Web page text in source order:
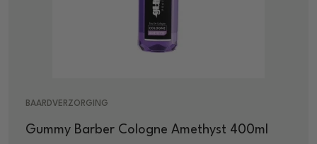
BAARDVERZORGING
Gummy Barber Cologne Amethyst 400ml